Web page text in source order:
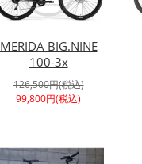
MERIDA BIG.NINE
100-3x
126,500円(税込)
99,800円(税込)